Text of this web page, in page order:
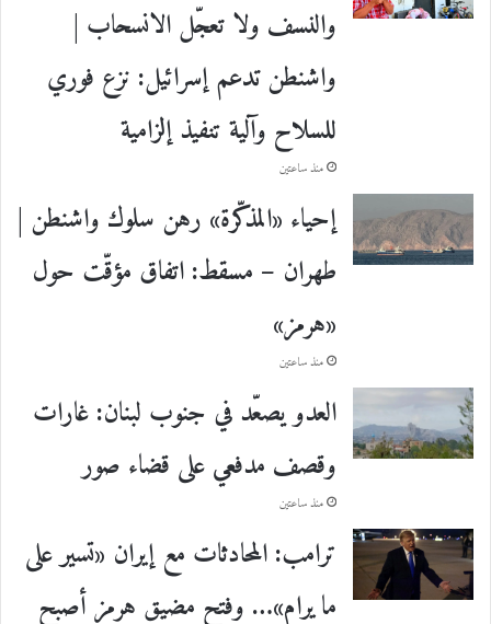
والنسف ولا تعجّل الانسحاب |
واشنطن تدعم إسرائيل: نزع فوري
للسلاح وآلية تنفيذ إلزامية
منذ ساعتين
إحياء «المذكّرة» رهن سلوك واشنطن |
طهران – مسقط: اتفاق مؤقّت حول
«هرمز»
منذ ساعتين
العدو يصعّد في جنوب لبنان: غارات
وقصف مدفعي على قضاء صور
منذ ساعتين
ترامب: المحادثات مع إيران «تسير على
ما يرام»… وفتح مضيق هرمز أصبح